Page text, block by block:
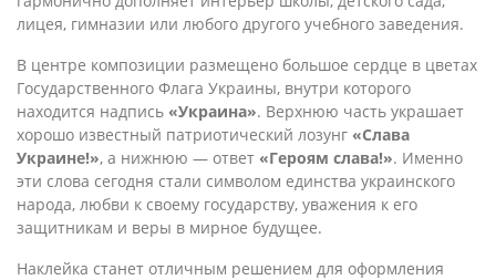
лицея, гимназии или любого другого учебного заведения.
В центре композиции размещено большое сердце в цветах
Государственного Флага Украины, внутри которого
находится надпись «Украина». Верхнюю часть украшает
хорошо известный патриотический лозунг «Слава
Украине!», а нижнюю — ответ «Героям слава!». Именно
эти слова сегодня стали символом единства украинского
народа, любви к своему государству, уважения к его
защитникам и веры в мирное будущее.
Наклейка станет отличным решением для оформления